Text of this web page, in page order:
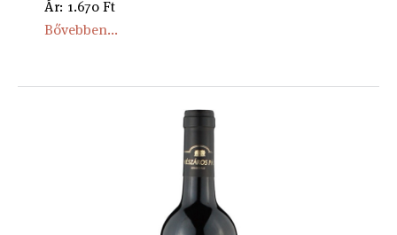
Ár: 1.670 Ft
Bővebben...